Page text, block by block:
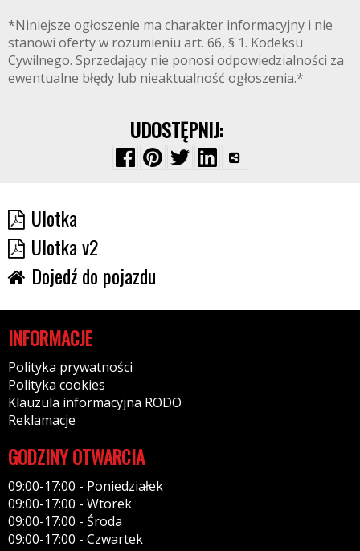
*Niniejsze ogłoszenie ma charakter informacyjny i nie
stanowi oferty w rozumieniu art. 66, § 1. Kodeksu
Cywilnego. Sprzedający nie ponosi odpowiedzialności za
ewentualne błędy lub nieaktualność ogłoszenia.*
UDOSTĘPNIJ:
Ulotka
Ulotka v2
Dojedź do pojazdu
INFORMACJE
Polityka prywatności
Polityka cookies
Klauzula informacyjna RODO
Reklamacje
GODZINY OTWARCIA
09:00-17:00 - Poniedziałek
09:00-17:00 - Wtorek
09:00-17:00 - Środa
09:00-17:00 - Czwartek